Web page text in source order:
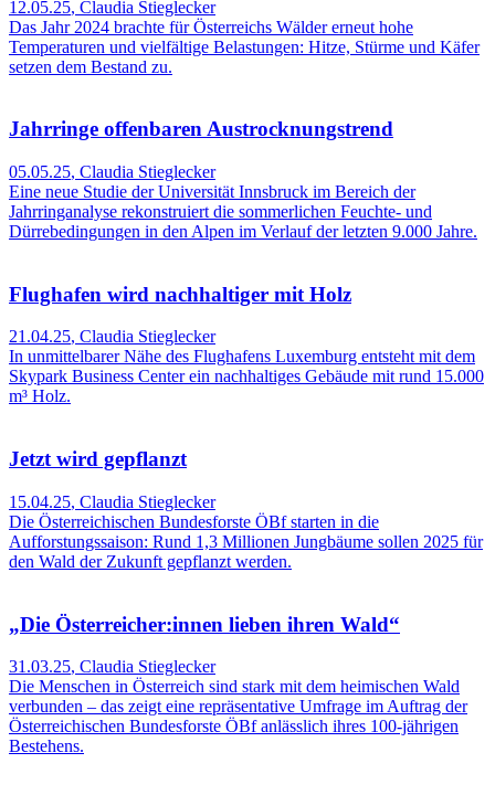
12.05.25, Claudia Stieglecker
Das Jahr 2024 brachte für Österreichs Wälder erneut hohe
Temperaturen und vielfältige Belastungen: Hitze, Stürme und Käfer
setzen dem Bestand zu.
Jahrringe offenbaren Austrocknungstrend
05.05.25, Claudia Stieglecker
Eine neue Studie der Universität Innsbruck im Bereich der
Jahrringanalyse rekonstruiert die sommerlichen Feuchte- und
Dürrebedingungen in den Alpen im Verlauf der letzten 9.000 Jahre.
Flughafen wird nachhaltiger mit Holz
21.04.25, Claudia Stieglecker
In unmittelbarer Nähe des Flughafens Luxemburg entsteht mit dem
Skypark Business Center ein nachhaltiges Gebäude mit rund 15.000
m³ Holz.
Jetzt wird gepflanzt
15.04.25, Claudia Stieglecker
Die Österreichischen Bundesforste ÖBf starten in die
Aufforstungssaison: Rund 1,3 Millionen Jungbäume sollen 2025 für
den Wald der Zukunft gepflanzt werden.
„Die Österreicher:innen lieben ihren Wald“
31.03.25, Claudia Stieglecker
Die Menschen in Österreich sind stark mit dem heimischen Wald
verbunden – das zeigt eine repräsentative Umfrage im Auftrag der
Österreichischen Bundesforste ÖBf anlässlich ihres 100-jährigen
Bestehens.